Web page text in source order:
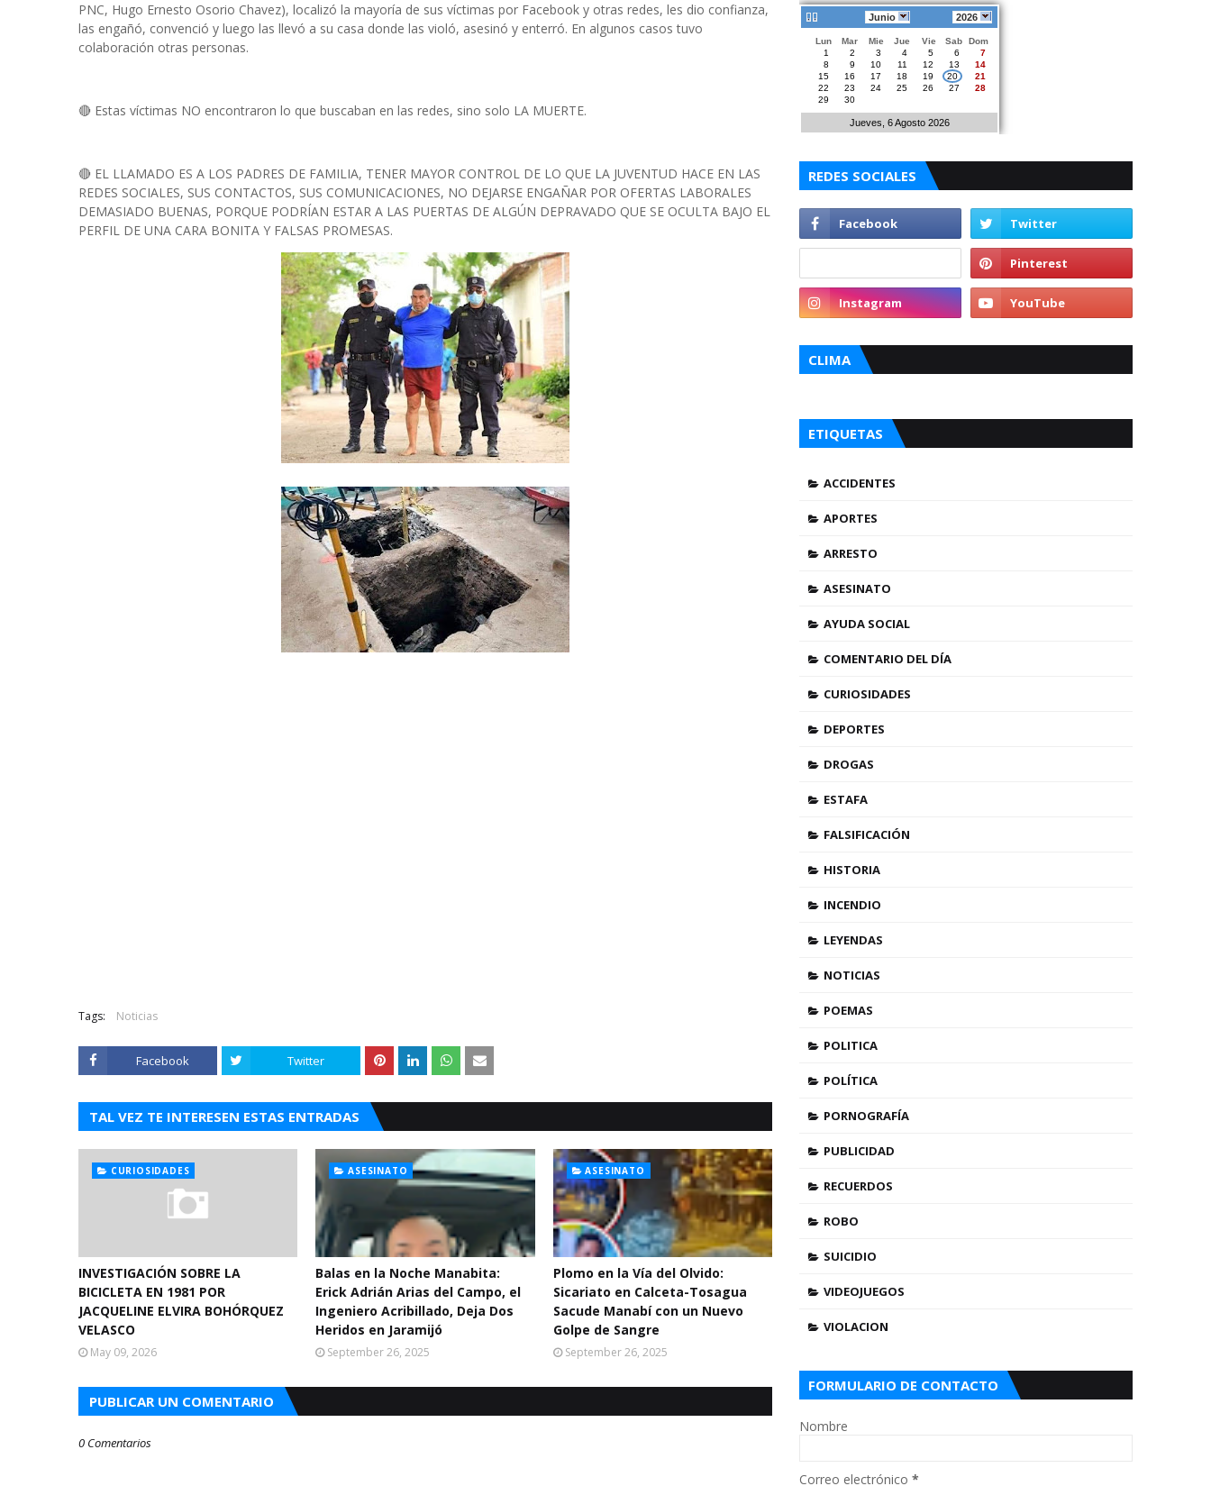
PNC, Hugo Ernesto Osorio Chavez), localizó la mayoría de sus víctimas por Facebook y otras redes, les dio confianza,
las engañó, convenció y luego las llevó a su casa donde las violó, asesinó y enterró. En algunos casos tuvo
colaboración otras personas.
🔴 Estas víctimas NO encontraron lo que buscaban en las redes, sino solo LA MUERTE.
🔴 EL LLAMADO ES A LOS PADRES DE FAMILIA, TENER MAYOR CONTROL DE LO QUE LA JUVENTUD HACE EN LAS
REDES SOCIALES, SUS CONTACTOS, SUS COMUNICACIONES, NO DEJARSE ENGAÑAR POR OFERTAS LABORALES
DEMASIADO BUENAS, PORQUE PODRÍAN ESTAR A LAS PUERTAS DE ALGÚN DEPRAVADO QUE SE OCULTA BAJO EL
PERFIL DE UNA CARA BONITA Y FALSAS PROMESAS.
Tags: Noticias
Facebook Twitter
TAL VEZ TE INTERESEN ESTAS ENTRADAS
CURIOSIDADES
INVESTIGACIÓN SOBRE LA
BICICLETA EN 1981 POR
JACQUELINE ELVIRA BOHÓRQUEZ
VELASCO
May 09, 2026
ASESINATO
Balas en la Noche Manabita:
Erick Adrián Arias del Campo, el
Ingeniero Acribillado, Deja Dos
Heridos en Jaramijó
September 26, 2025
ASESINATO
Plomo en la Vía del Olvido:
Sicariato en Calceta-Tosagua
Sacude Manabí con un Nuevo
Golpe de Sangre
September 26, 2025
PUBLICAR UN COMENTARIO
0 Comentarios
Junio 2026
Lun Mar Mie Jue Vie Sab
Dom
1
2 3 4 5 6
7
8
9 10 11 12 13
14
15
16 17 18 19 20
21
22
23 24 25 26 27
28
29
30
Jueves, 6 Agosto 2026
REDES SOCIALES
CLIMA
ETIQUETAS
ACCIDENTES
APORTES
ARRESTO
ASESINATO
AYUDA SOCIAL
COMENTARIO DEL DÍA
CURIOSIDADES
DEPORTES
DROGAS
ESTAFA
FALSIFICACIÓN
HISTORIA
INCENDIO
LEYENDAS
NOTICIAS
POEMAS
POLITICA
POLÍTICA
PORNOGRAFÍA
PUBLICIDAD
RECUERDOS
ROBO
SUICIDIO
VIDEOJUEGOS
VIOLACION
FORMULARIO DE CONTACTO
Nombre
Correo electrónico *